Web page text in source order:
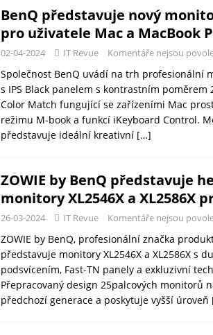
BenQ představuje nový
pro uživatele Mac a MacBook
02-04-2024 IT Revue Komentáře nejsou
Společnost BenQ uvádí na trh profesionální
s IPS Black panelem s kontrastním poměrem
Color Match fungující se zařízeními Mac
režimu M-book a funkcí iKeyboard Control.
představuje ideální kreativní […]
ZOWIE by BenQ představuje
monitory XL2546X a XL2586X
26-03-2024 IT Revue Komentáře nejsou
ZOWIE by BenQ, profesionální značka
představuje monitory XL2546X a XL2586X s
podsvícením, Fast-TN panely a exkluzivní
Přepracovaný design 25palcových monitorů
předchozí generace a poskytuje vyšší úroveň